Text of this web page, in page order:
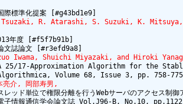
R. Atarashi, S. Suzuki, K.
年度 [#f5f7b91b]
Iwama, Shuichi Miyazaki, and Hiroki
25/17-Approximation Algorithm for the
亮介, 岡部寿男,
ッド単位で権限分離を行うWebサーバのアクセス制